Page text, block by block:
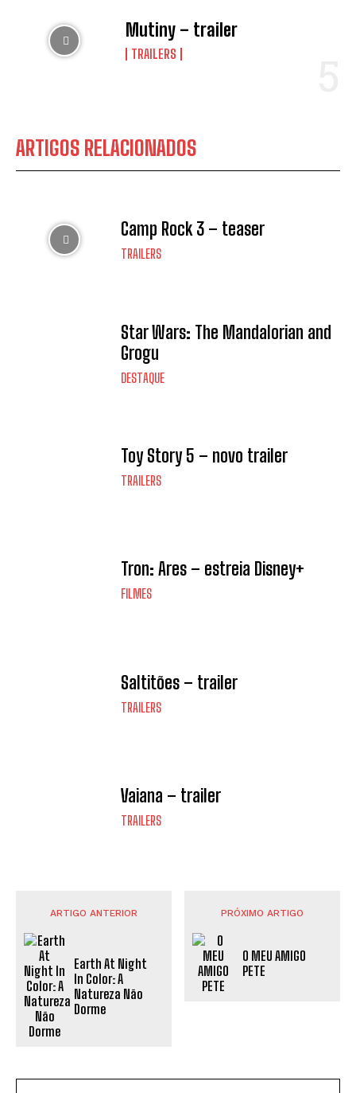
Mutiny – trailer
TRAILERS
ARTIGOS RELACIONADOS
Camp Rock 3 – teaser
TRAILERS
Star Wars: The Mandalorian and
Grogu
DESTAQUE
Toy Story 5 – novo trailer
TRAILERS
Tron: Ares – estreia Disney+
FILMES
Saltitões – trailer
TRAILERS
Vaiana – trailer
TRAILERS
ARTIGO ANTERIOR
Earth At Night
In Color: A
Natureza Não
Dorme
PRÓXIMO ARTIGO
O MEU AMIGO
PETE